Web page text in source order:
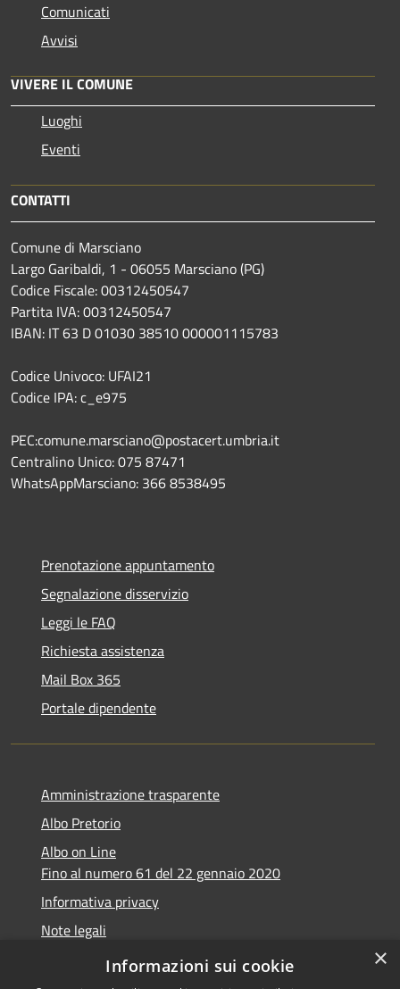
Comunicati
Avvisi
VIVERE IL COMUNE
Luoghi
Eventi
CONTATTI
Comune di Marsciano
Largo Garibaldi, 1 - 06055 Marsciano (PG)
Codice Fiscale: 00312450547
Partita IVA: 00312450547
IBAN: IT 63 D 01030 38510 000001115783
Codice Univoco: UFAI21
Codice IPA: c_e975
PEC:comune.marsciano@postacert.umbria.it
Centralino Unico: 075 87471
WhatsAppMarsciano: 366 8538495
Prenotazione appuntamento
Segnalazione disservizio
Leggi le FAQ
Richiesta assistenza
Mail Box 365
Portale dipendente
Amministrazione trasparente
Albo Pretorio
Albo on Line
Fino al numero 61 del 22 gennaio 2020
Informativa privacy
Note legali
Dichiarazione di accessibilità
×
Informazioni sui cookie